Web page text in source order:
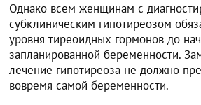
Однако всем женщинам с
субклиническим гипотиреозом
уровня тиреоидных гормонов до
запланированной беременности.
лечение гипотиреоза не должно
вовремя самой беременности.